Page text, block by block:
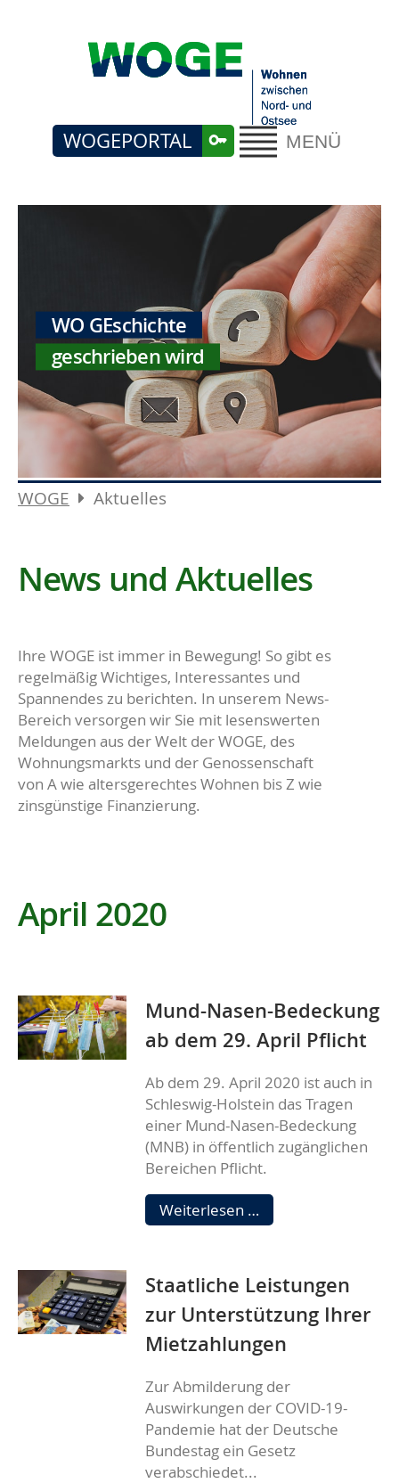
MENÜ
WOGEPORTAL
WO GEschichte
geschrieben wird
WOGE Aktuelles
News und Aktuelles
Ihre WOGE ist immer in Bewegung! So gibt es
regelmäßig Wichtiges, Interessantes und
Spannendes zu berichten. In unserem News-
Bereich versorgen wir Sie mit lesenswerten
Meldungen aus der Welt der WOGE, des
Wohnungsmarkts und der Genossenschaft
von A wie altersgerechtes Wohnen bis Z wie
zinsgünstige Finanzierung.
April 2020
Mund-Nasen-Bedeckung
ab dem 29. April Pflicht
Ab dem 29. April 2020 ist auch in
Schleswig-Holstein das Tragen
einer Mund-Nasen-Bedeckung
(MNB) in öffentlich zugänglichen
Bereichen Pflicht.
Weiterlesen … Mund-
Nasen-
dem
29.
Pflicht
Staatliche Leistungen
zur Unterstützung Ihrer
Mietzahlungen
Zur Abmilderung der
Auswirkungen der COVID-19-
Pandemie hat der Deutsche
Bundestag ein Gesetz
verabschiedet...